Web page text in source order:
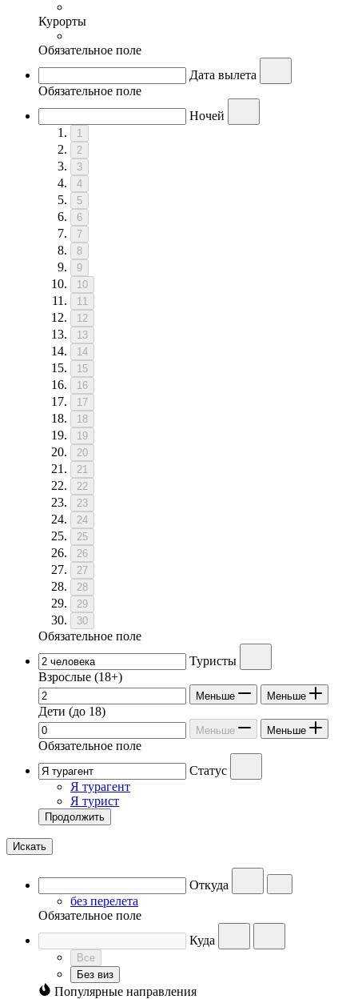
Курорты
Обязательное поле
Дата вылета
Обязательное поле
Ночей
1
2
3
4
5
6
7
8
9
10
11
12
13
14
15
16
17
18
19
20
21
22
23
24
25
26
27
28
29
30
Обязательное поле
Туристы
Взрослые (18+)
Меньше Меньше
Дети (до 18)
Меньше Меньше
Обязательное поле
Статус
Я турагент
Я турист
Продолжить
Искать
Откуда
без перелета
Обязательное поле
Куда
Все
Без виз
Популярные направления